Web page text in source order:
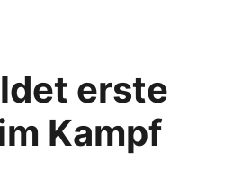
erste
Kampf